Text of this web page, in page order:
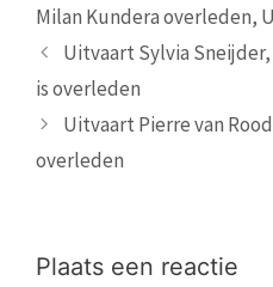
Milan Kundera overleden,
Uitvaart Sylvia
is overleden
Uitvaart Pierre van
overleden
Plaats een reactie